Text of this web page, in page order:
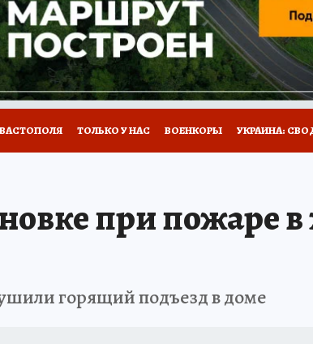
ТОЛЬКО У НАС ВОЕНКОРЫ УКРАИНА:
при пожаре
горящий подъезд в доме